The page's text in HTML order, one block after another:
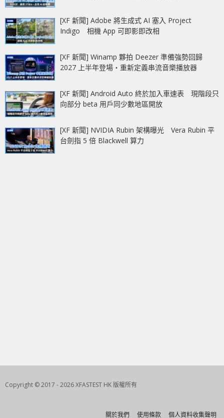
[XF 新聞] Adobe 將生成式 AI 塞入 Project
Indigo 相機 App 可即影即改相
[XF 新聞] Winamp 夥拍 Deezer 準備強勢回歸
2027 上半年登場‧重新定義串流音樂播放器
[XF 新聞] Android Auto 終於加入車速表 現階段只
向部分 beta 用戶同少數地區開放
[XF 新聞] NVIDIA Rubin 架構曝光 Vera Rubin 平
台劍指 5 倍 Blackwell 算力
Copyright © 2017 - 2026 XFASTEST HK 版權所有
關於我們 使用條款 個人資料收集聲明